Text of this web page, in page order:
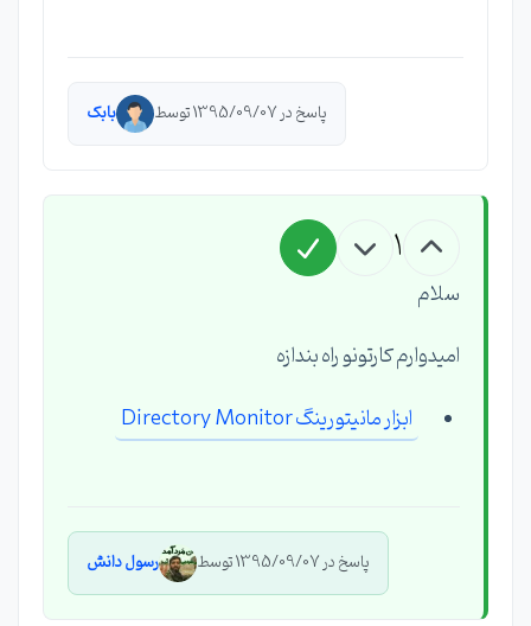
پاسخ در 1395/09/07 توسط بابک
1
سلام
امیدوارم کارتونو راه بندازه
ابزار مانیتورینگ Directory Monitor
پاسخ در 1395/09/07 توسط رسول دانش